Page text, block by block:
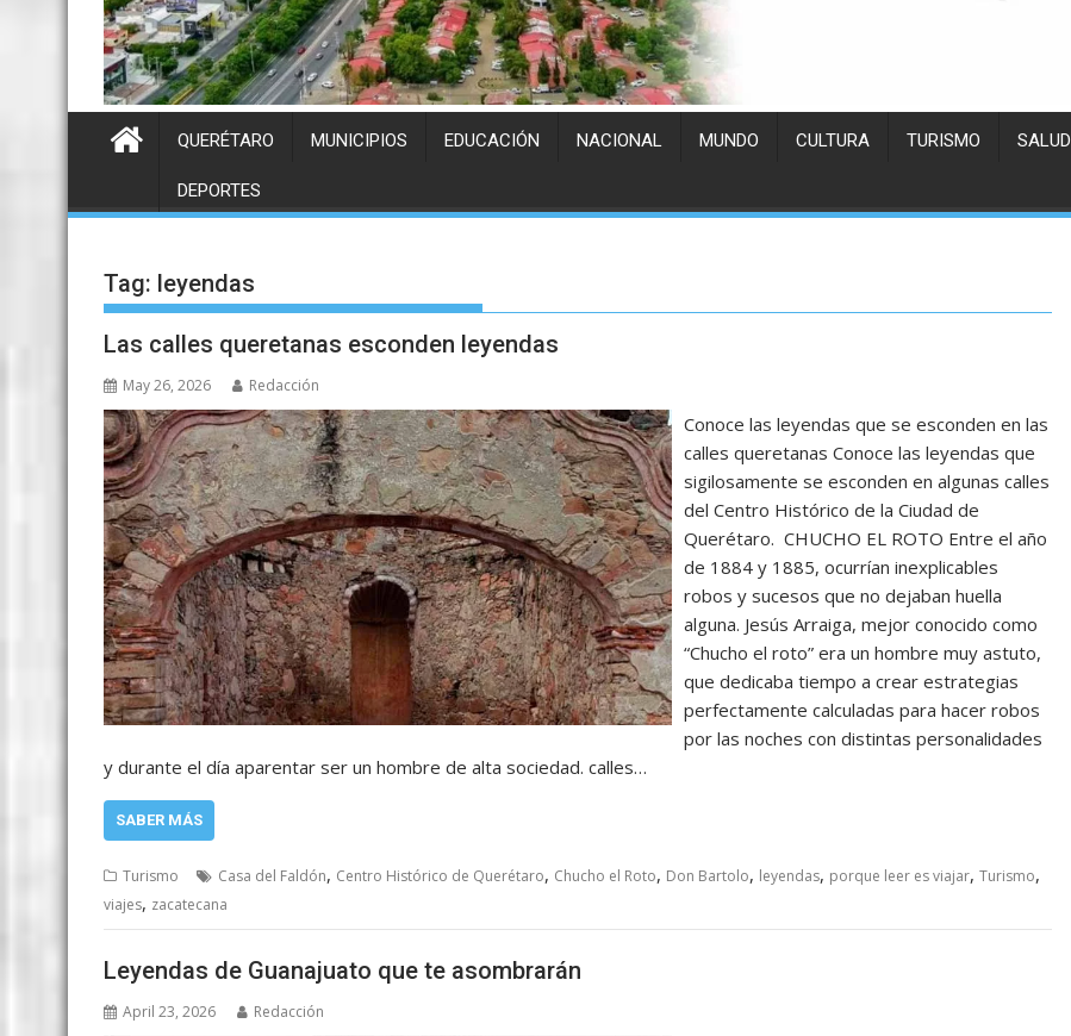
QUERÉTARO MUNICIPIOS EDUCACIÓN NACIONAL MUNDO CULTURA TURISMO SALUD
DEPORTES
Tag: leyendas
Las calles queretanas esconden leyendas
May 26, 2026 Redacción
Conoce las leyendas que se esconden en las
calles queretanas Conoce las leyendas que
sigilosamente se esconden en algunas calles
del Centro Histórico de la Ciudad de
Querétaro. CHUCHO EL ROTO Entre el año
de 1884 y 1885, ocurrían inexplicables
robos y sucesos que no dejaban huella
alguna. Jesús Arraiga, mejor conocido como
“Chucho el roto” era un hombre muy astuto,
que dedicaba tiempo a crear estrategias
perfectamente calculadas para hacer robos
por las noches con distintas personalidades
y durante el día aparentar ser un hombre de alta sociedad. calles…
SABER MÁS
Turismo Casa del Faldón, Centro Histórico de Querétaro, Chucho el Roto, Don Bartolo, leyendas, porque leer es viajar, Turismo,
viajes, zacatecana
Leyendas de Guanajuato que te asombrarán
April 23, 2026 Redacción